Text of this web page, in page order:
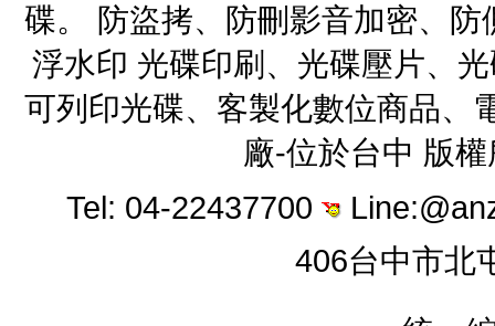
碟。 防盜拷、防刪影音加密、
浮水印 光碟印刷、光碟壓片、
可列印光碟、客製化數位商品、
廠-位於台中 版
Tel: 04-22437700
406台中市北